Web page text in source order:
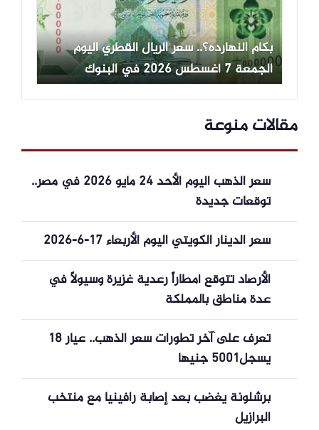
بكام النهارده؟.. سعر الريال القطري اليوم
الجمعة 7 أغسطس 2026 في البنوك
مقالات منوعة
سعر الذهب اليوم الأحد 24 مايو 2026 في مصر..
توقعات جديدة
سعر الدينار الكويتي اليوم الأربعاء 17-6-2026
الأرصاد تتوقع أمطاراً رعدية غزيرة وسيولاً في
عدة مناطق بالمملكة
تعرف على آخر تطورات سعر الذهب.. عيار 18
يسجل5001 جنيها
برشلونة يغضب بعد إصابة رافينيا مع منتخب
البرازيل